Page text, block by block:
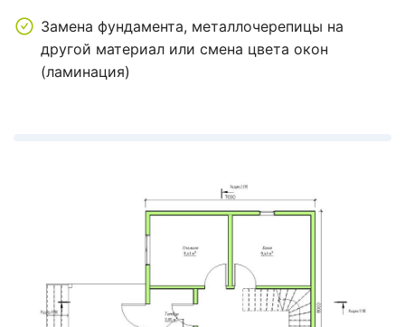
Замена фундамента, металлочерепицы на
другой материал или смена цвета окон
(ламинация)